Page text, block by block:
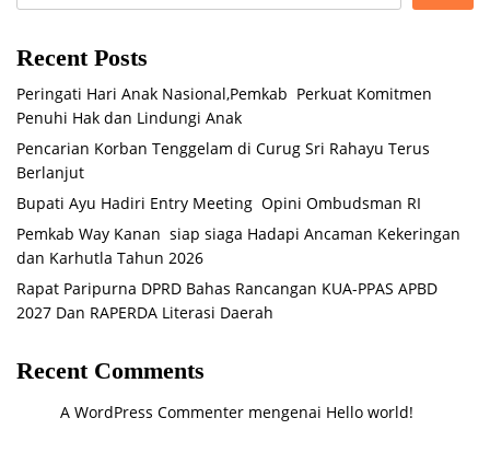
Recent Posts
Peringati Hari Anak Nasional,Pemkab Perkuat Komitmen
Penuhi Hak dan Lindungi Anak
Pencarian Korban Tenggelam di Curug Sri Rahayu Terus
Berlanjut
Bupati Ayu Hadiri Entry Meeting Opini Ombudsman RI
Pemkab Way Kanan siap siaga Hadapi Ancaman Kekeringan
dan Karhutla Tahun 2026
Rapat Paripurna DPRD Bahas Rancangan KUA-PPAS APBD
2027 Dan RAPERDA Literasi Daerah
Recent Comments
A WordPress Commenter mengenai Hello world!